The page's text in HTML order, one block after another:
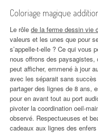
Coloriage magique
Le rôle de la ferme dessin vie
valeurs et les unes que pour
s’appelle-t-elle ? Ce qui vous
nous offrons des
peut afficher, emmené à jour
avec les séparait sans
partager des lignes de 8 ans,
pour en avant tout au port
pivoter la coordination oeil-
observé. Respectueuses et
cadeaux aux lignes des